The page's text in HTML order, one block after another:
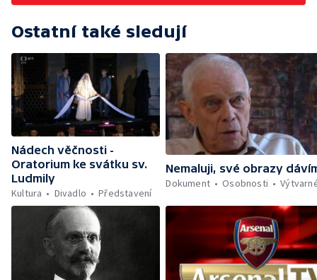
Ostatní také sledují
Nádech věčnosti -
Oratorium ke svátku sv.
Ludmily
Kultura
Divadlo Představení
Nemaluji, své obrazy
Dokument
Osobnosti